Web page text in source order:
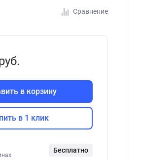
Сравнение
в корзину
в 1 клик
Бесплатно